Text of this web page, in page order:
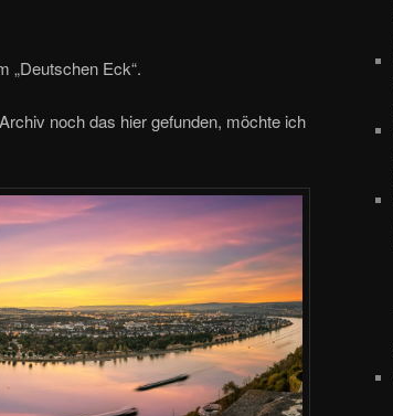
„Deutschen Eck“.
noch das hier gefunden, möchte ich